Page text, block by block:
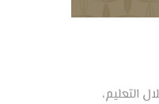
التعليم،